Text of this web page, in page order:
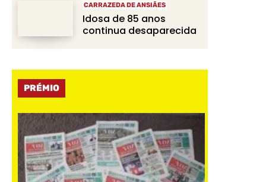
CARRAZEDA DE ANSIÃES
Idosa de 85 anos
continua desaparecida
PRÉMIO